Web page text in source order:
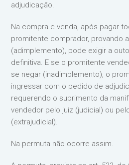
adjudicação.
Na compra e venda, após pagar
promitente comprador, provando
(adimplemento), pode exigir a
definitiva. E se o promitente
se negar (inadimplemento), o
ingressar com o pedido de
requerendo o suprimento da
vendedor pelo juiz (judicial) ou
(extrajudicial).
Na permuta não ocorre assim.